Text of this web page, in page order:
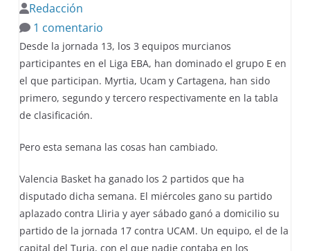
Redacción
1 comentario
Desde la jornada 13, los 3 equipos murcianos
participantes en el Liga EBA, han dominado el grupo E en
el que participan. Myrtia, Ucam y Cartagena, han sido
primero, segundo y tercero respectivamente en la tabla
de clasificación.
Pero esta semana las cosas han cambiado.
Valencia Basket ha ganado los 2 partidos que ha
disputado dicha semana. El miércoles gano su partido
aplazado contra Lliria y ayer sábado ganó a domicilio su
partido de la jornada 17 contra UCAM. Un equipo, el de la
capital del Turia, con el que nadie contaba en los